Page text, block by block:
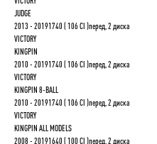
JUDGE
2013 - 20191740 ( 106 CI )перед, 2 диска
VICTORY
KINGPIN
2010 - 20191740 ( 106 CI )перед, 2 диска
VICTORY
KINGPIN 8-BALL
2010 - 20191740 ( 106 CI )перед, 2 диска
VICTORY
KINGPIN ALL MODELS
2008 - 20191640 ( 100 CI )перед, 2 диска